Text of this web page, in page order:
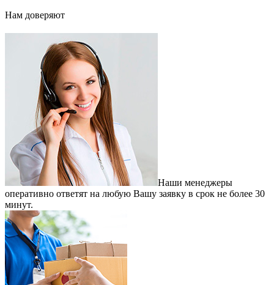
Нам доверяют
Наши менеджеры
оперативно ответят на любую Вашу заявку в срок не более 30
минут.